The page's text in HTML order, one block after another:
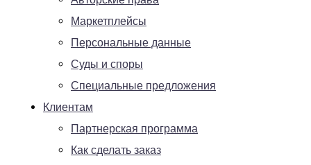
Маркетплейсы
Персональные данные
Суды и споры
Специальные предложения
Клиентам
Партнерская программа
Как сделать заказ